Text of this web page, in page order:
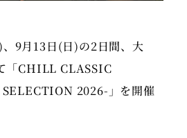
9月13日(日)の2日間、大
「CHILL CLASSIC
2026-」を開催